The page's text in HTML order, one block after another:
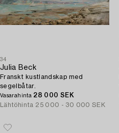
34
Julia Beck
Franskt kustlandskap med
segelbåtar.
Vasarahinta 28 000 SEK
Lähtöhinta 25 000 - 30 000 SEK